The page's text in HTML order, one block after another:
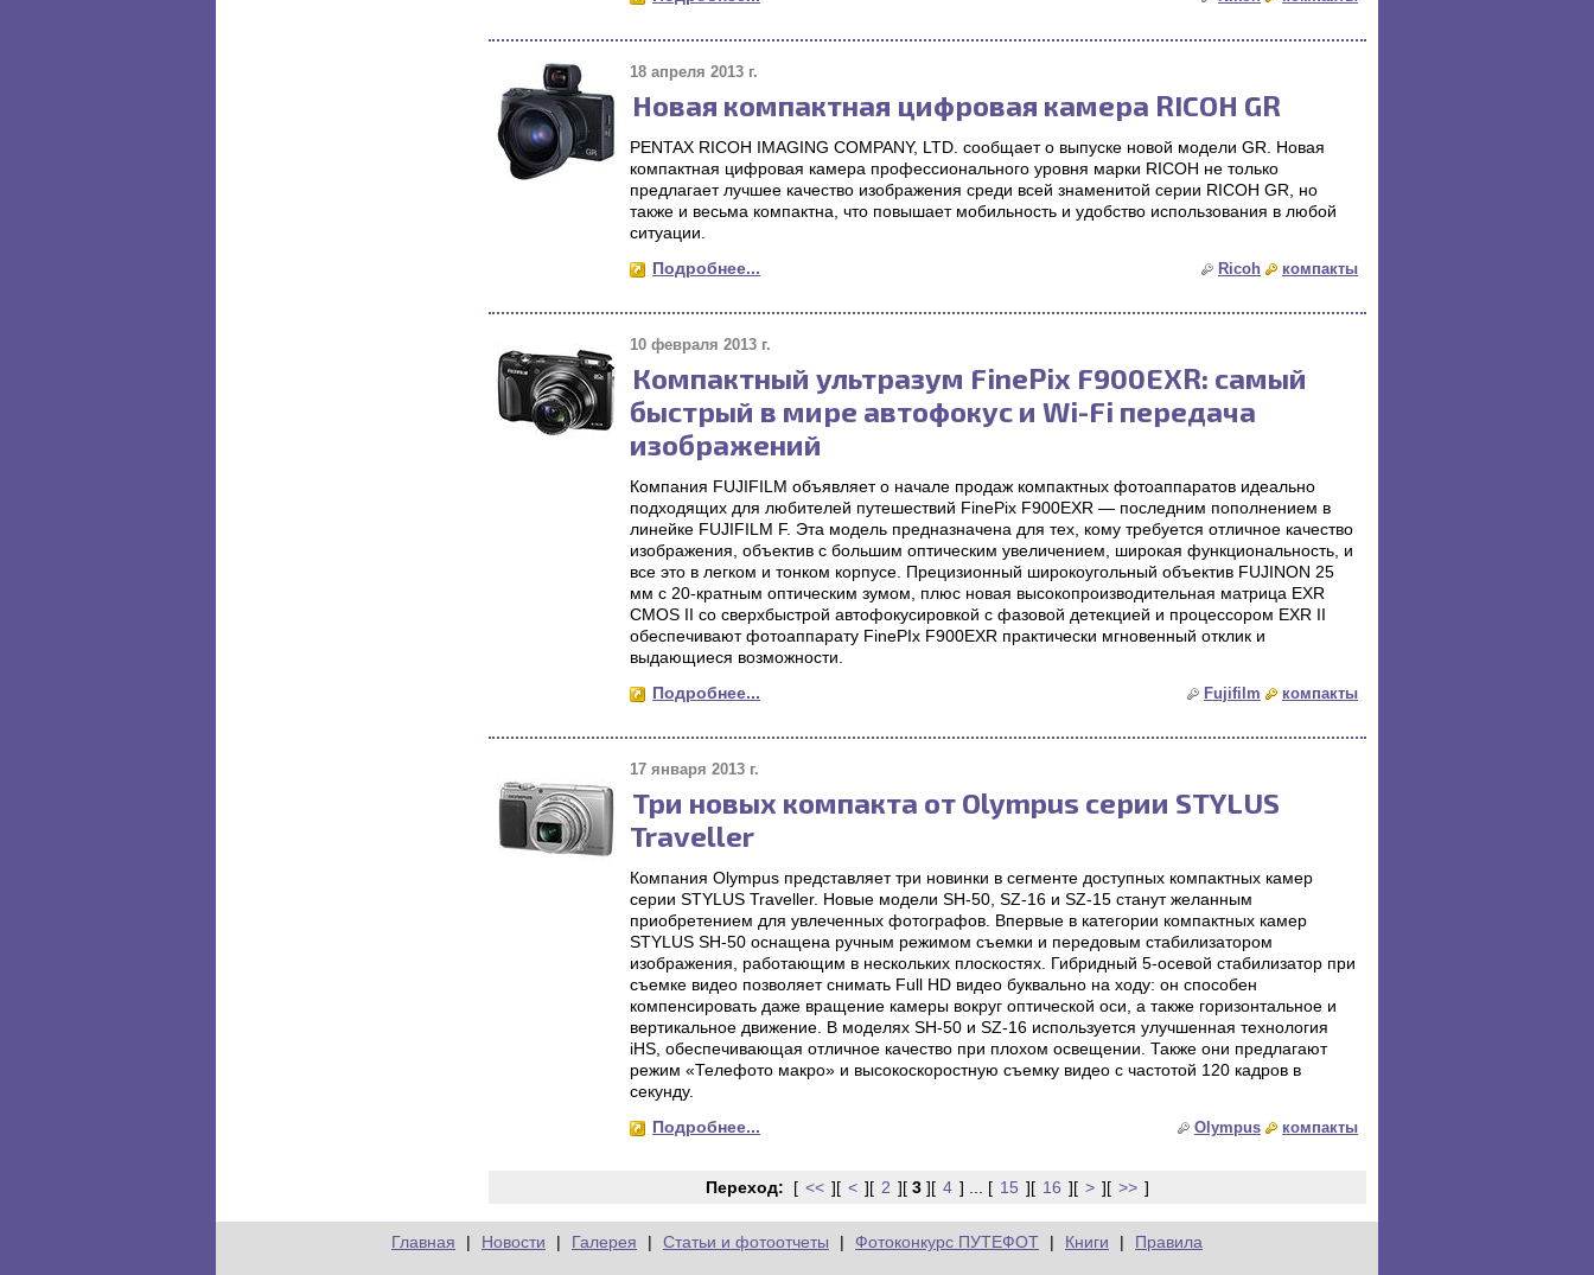
18 апреля 2013 г.
Новая компактная цифровая камера RICOH GR
PENTAX RICOH IMAGING COMPANY, LTD. сообщает о выпуске новой модели GR. Новая
компактная цифровая камера профессионального уровня марки RICOH не только
предлагает лучшее качество изображения среди всей знаменитой серии RICOH GR, но
также и весьма компактна, что повышает мобильность и удобство использования в любой
ситуации.
Подробнее...
Ricoh компакты
10 февраля 2013 г.
Компактный ультразум FinePix F900EXR: самый
быстрый в мире автофокус и Wi-Fi передача
изображений
Компания FUJIFILM объявляет о начале продаж компактных фотоаппаратов идеально
подходящих для любителей путешествий FinePix F900EXR — последним пополнением в
линейке FUJIFILM F. Эта модель предназначена для тех, кому требуется отличное качество
изображения, объектив с большим оптическим увеличением, широкая функциональность, и
все это в легком и тонком корпусе. Прецизионный широкоугольный объектив FUJINON 25
мм с 20-кратным оптическим зумом, плюс новая высокопроизводительная матрица EXR
CMOS II со сверхбыстрой автофокусировкой с фазовой детекцией и процессором EXR II
обеспечивают фотоаппарату FinePIx F900EXR практически мгновенный отклик и
выдающиеся возможности.
Подробнее...
Fujifilm компакты
17 января 2013 г.
Три новых компакта от Olympus серии STYLUS
Traveller
Компания Olympus представляет три новинки в сегменте доступных компактных камер
серии STYLUS Traveller. Новые модели SH-50, SZ-16 и SZ-15 станут желанным
приобретением для увлеченных фотографов. Впервые в категории компактных камер
STYLUS SH-50 оснащена ручным режимом съемки и передовым стабилизатором
изображения, работающим в нескольких плоскостях. Гибридный 5-осевой стабилизатор при
съемке видео позволяет снимать Full HD видео буквально на ходу: он способен
компенсировать даже вращение камеры вокруг оптической оси, а также горизонтальное и
вертикальное движение. В моделях SH-50 и SZ-16 используется улучшенная технология
iHS, обеспечивающая отличное качество при плохом освещении. Также они предлагают
режим «Телефото макро» и высокоскоростную съемку видео с частотой 120 кадров в
секунду.
Подробнее...
Olympus компакты
Переход: [ << ][ < ][ 2 ][ 3 ][ 4 ] ... [ 15 ][ 16 ][ > ][ >> ]
Главная | Новости | Галерея | Статьи и фотоотчеты | Фотоконкурс ПУТЕФОТ | Книги | Правила